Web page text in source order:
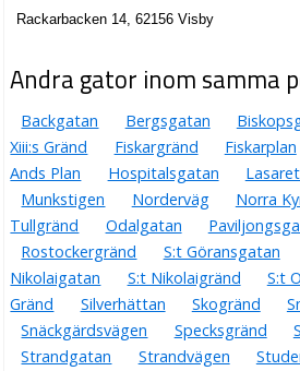
Rackarbacken 14, 62156 Visby
Andra gator inom samma
Backgatan Bergsgatan
Xiii:s Gränd
Fiskargränd Fiskarplan
Ands Plan
Hospitalsgatan
Munkstigen
Norderväg Norra
Tullgränd
Odalgatan
Rostockergränd
S:t Göransgatan
Nikolaigatan
S:t Nikolaigränd S:t
Gränd
Silverhättan Skogränd
Snäckgärdsvägen
Specksgränd
Strandgatan
Strandvägen